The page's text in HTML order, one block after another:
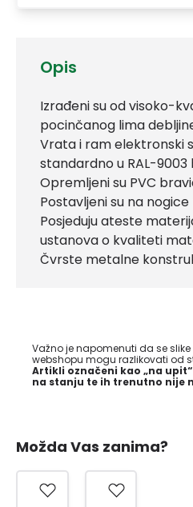
Opis
Izrađeni su od visoko-
pocinčanog lima
Vrata i ram elektronski
standardno u RAL-9003
Opremljeni su PVC
Postavljeni su na
Posjeduju ateste
ustanova o kvaliteti
Čvrste metalne
Važno je napomenuti da se
webshopu mogu razlikovati od
Artikli označeni kao „na
na stanju te ih trenutno nije
Možda Vas zanima?